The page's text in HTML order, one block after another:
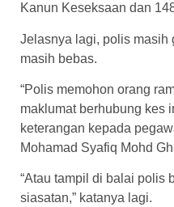
Kanun Keseksaan dan
Jelasnya lagi, polis masih
masih bebas.
“Polis memohon orang
maklumat berhubung kes
keterangan kepada
Mohamad Syafiq Mohd
“Atau tampil di balai polis
siasatan,” katanya lagi.